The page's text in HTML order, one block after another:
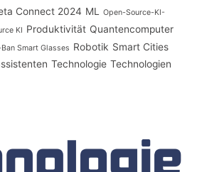
Connect 2024 ML
Open-Source-KI-
KI Produktivität Quantencomputer
Ban Smart Glasses Robotik Smart Cities
Technologie Technologien